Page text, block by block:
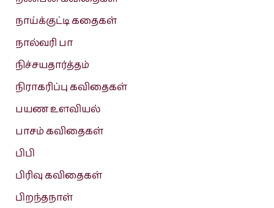
நாய்க்குட்டி கதைகள்
நால்வரி பா
நிச்சயதார்த்தம்
நிராகரிப்பு கவிதைகள்
பயண உளவியல்
பாசம் கவிதைகள்
பிபி
பிரிவு கவிதைகள்
பிறந்தநாள்